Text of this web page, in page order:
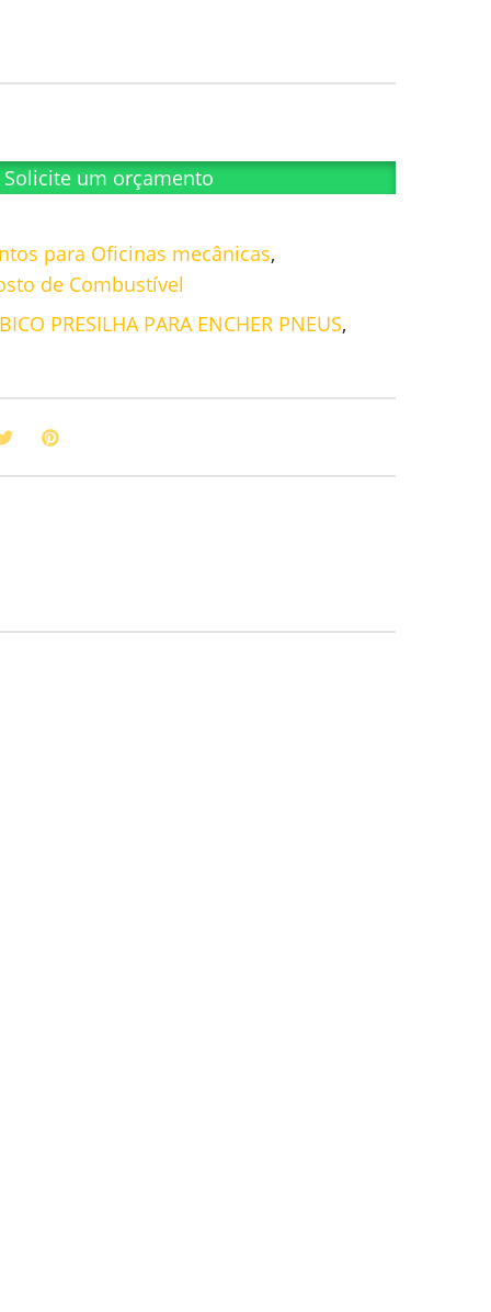
Solicite um orçamento
para Oficinas mecânicas,
de Combustível
BICO PRESILHA PARA ENCHER PNEUS,